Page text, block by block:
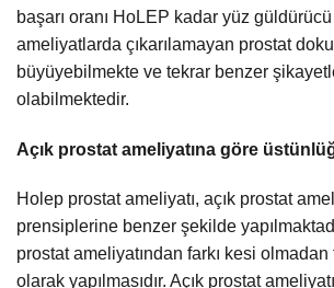
başarı oranı HoLEP kadar yüz
ameliyatlarda çıkarılamayan prostat
büyüyebilmekte ve tekrar benzer
olabilmektedir.
Açık prostat ameliyatına göre
Holep prostat ameliyatı, açık prostat
prensiplerine benzer şekilde
prostat ameliyatından farkı kesi olmadan
olarak yapılmasıdır. Açık prostat